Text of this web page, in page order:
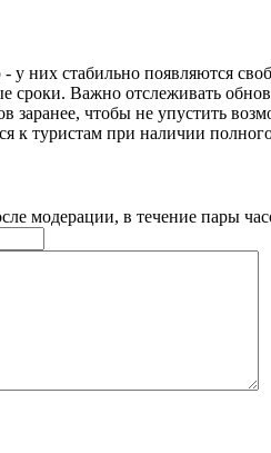
них стабильно появляются
сроки. Важно отслеживать
заранее, чтобы не упустить
к туристам при наличии
модерации, в течение пары